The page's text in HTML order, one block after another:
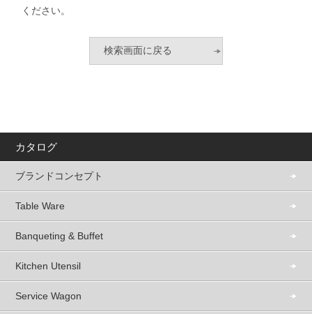
ください。
カタログ
ブランドコンセプト
Table Ware
Banqueting & Buffet
Kitchen Utensil
Service Wagon